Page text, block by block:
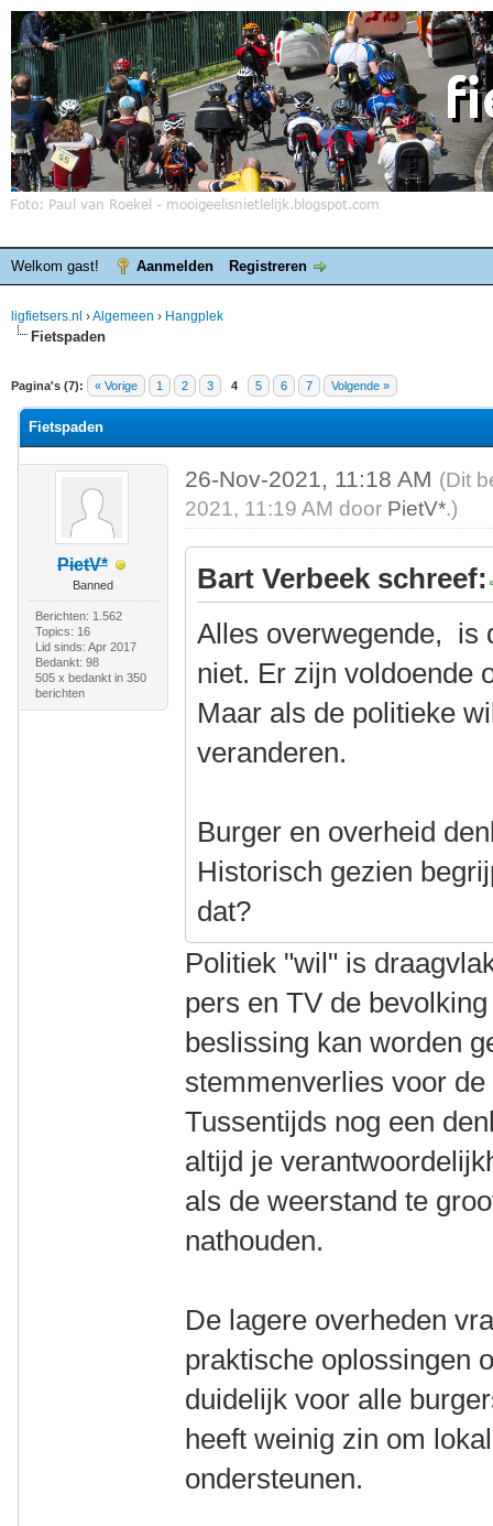
Welkom gast! Aanmelden Registreren
ligfietsers.nl ›Algemeen › Hangplek
Fietspaden
Pagina's (7): « Vorige 1 2 3 4 5 6 7 Volgende »
waardering is 0
Fietspaden
PietV*
Banned
Berichten: 1.562
Topics: 16
Lid sinds: Apr 2017
Bedankt: 98
505 x bedankt in 350
berichten
26-Nov-2021, 11:18 AM (Dit
2021, 11:19 AM door PietV*.)
Bart Verbeek schreef:
Alles overwegende, is
niet. Er zijn voldoende
Maar als de politieke
veranderen.
Burger en overheid
Historisch gezien
dat?
Politiek "wil" is
pers en TV de
beslissing kan worden
stemmenverlies voor
Tussentijds nog een
altijd je
als de weerstand te
nathouden.
De lagere overheden
praktische oplossingen
duidelijk voor alle
heeft weinig zin om
ondersteunen.